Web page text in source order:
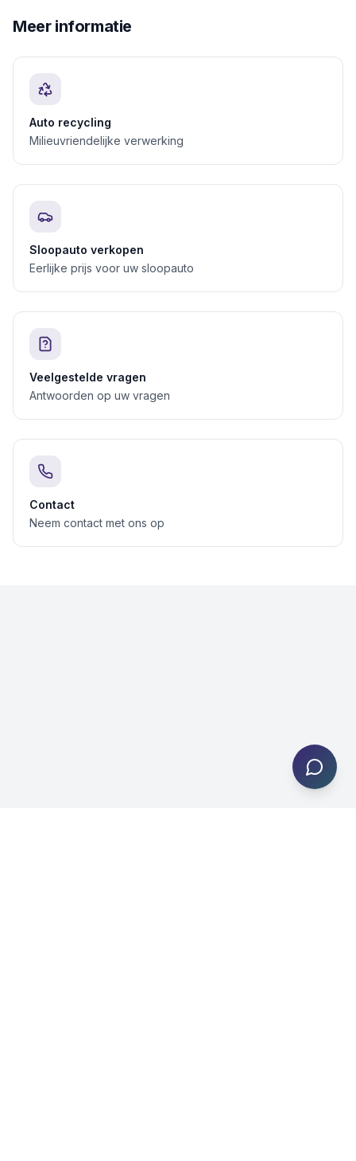
Meer informatie
Auto recycling
Milieuvriendelijke verwerking
Sloopauto verkopen
Eerlijke prijs voor uw sloopauto
Veelgestelde vragen
Antwoorden op uw vragen
Contact
Neem contact met ons op